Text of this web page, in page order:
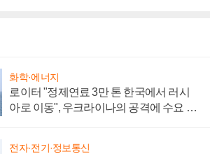
화학·에너지
로이터 "정제연료 3만 톤 한국에서 러시
아로 이동", 우크라이나의 공격에 수요 늘
전자·전기·정보통신